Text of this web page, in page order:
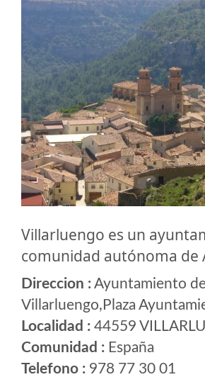
Villarluengo es un
comunidad autónoma de
Direccion :Ayuntamiento
Villarluengo,Plaza
Localidad : 44559
Comunidad : España
Telefono : 978 77 30 01